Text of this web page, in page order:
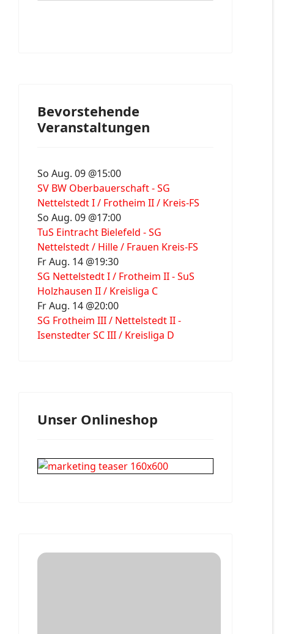
Bevorstehende
Veranstaltungen
So Aug. 09 @15:00
SV BW Oberbauerschaft - SG
Nettelstedt I / Frotheim II / Kreis-FS
So Aug. 09 @17:00
TuS Eintracht Bielefeld - SG
Nettelstedt / Hille / Frauen Kreis-FS
Fr Aug. 14 @19:30
SG Nettelstedt I / Frotheim II - SuS
Holzhausen II / Kreisliga C
Fr Aug. 14 @20:00
SG Frotheim III / Nettelstedt II -
Isenstedter SC III / Kreisliga D
Unser Onlineshop